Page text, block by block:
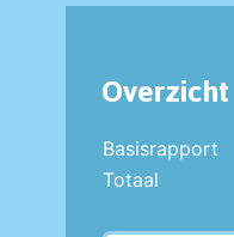
Overzicht
Basisrapport
Totaal